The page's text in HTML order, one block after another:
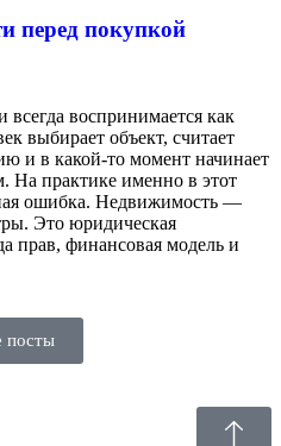
перед покупкой
воспринимается как
выбирает объект, считает
и в какой-то момент начинает
На практике именно в этот
ошибка. Недвижимость —
Это юридическая
прав, финансовая модель и
посты